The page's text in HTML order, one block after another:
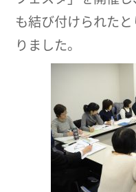
も結び付けられた
りました。